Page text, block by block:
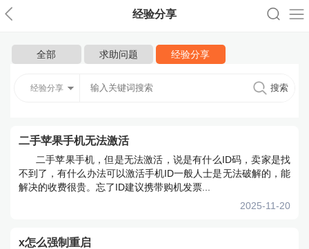
经验分享
全部 求助问题 经验分享
经验分享
二手苹果手机无法激活
二手苹果手机，但是无法激活，说是有什么ID码，卖家是找
不到了，有什么办法可以激活手机ID一般人士是无法破解的，能
解决的收费很贵。忘了ID建议携带购机发票...
2025-11-20
x怎么强制重启